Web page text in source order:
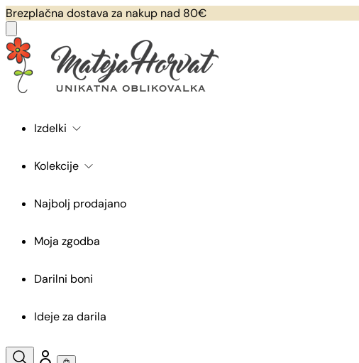
Brezplačna dostava za nakup nad 80€
Izdelki
Kolekcije
Najbolj prodajano
Moja zgodba
Darilni boni
Ideje za darila